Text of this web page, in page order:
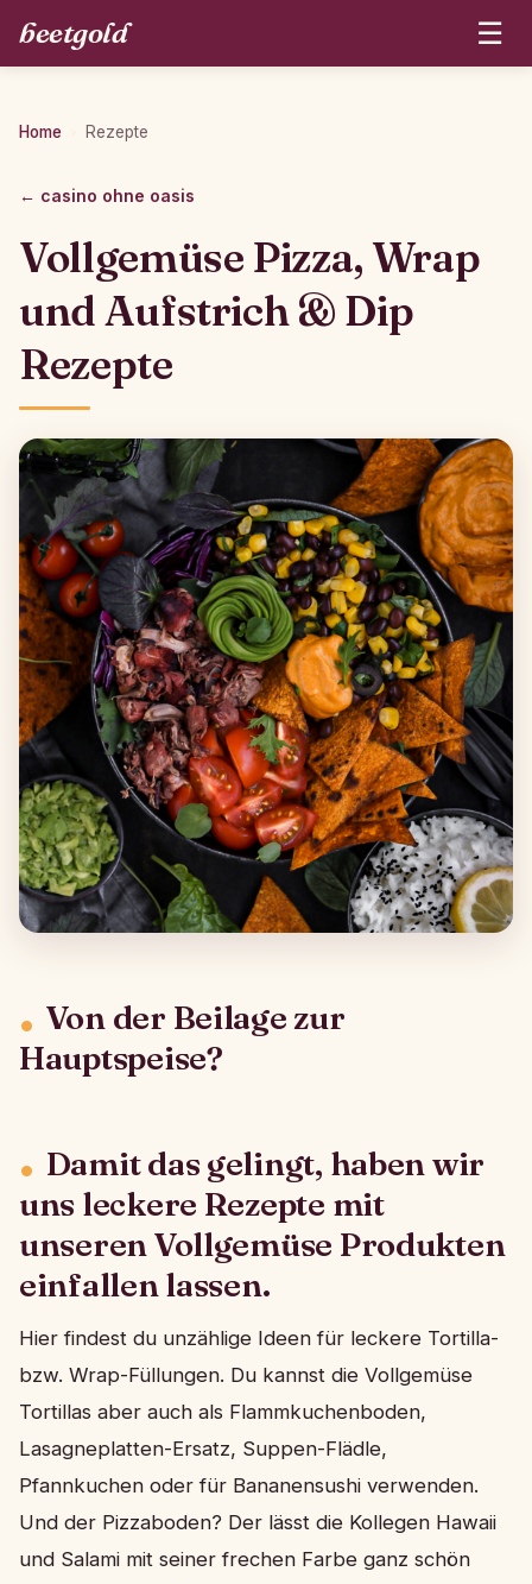
beetgold ☰
Home Rezepte
← casino ohne oasis
Vollgemüse Pizza, Wrap
und Aufstrich & Dip
Rezepte
Von der Beilage zur
Hauptspeise?
Damit das gelingt, haben wir
uns leckere Rezepte mit
unseren Vollgemüse Produkten
einfallen lassen.
Hier findest du unzählige Ideen für leckere Tortilla-
bzw. Wrap-Füllungen. Du kannst die Vollgemüse
Tortillas aber auch als Flammkuchenboden,
Lasagneplatten-Ersatz, Suppen-Flädle,
Pfannkuchen oder für Bananensushi verwenden.
Und der Pizzaboden? Der lässt die Kollegen Hawaii
und Salami mit seiner frechen Farbe ganz schön